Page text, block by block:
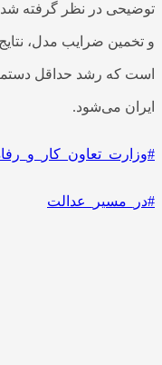
در نظر گرفته
ضرایب مدل، نتایج
که رشد حداقل دستمزد
می‌شود.